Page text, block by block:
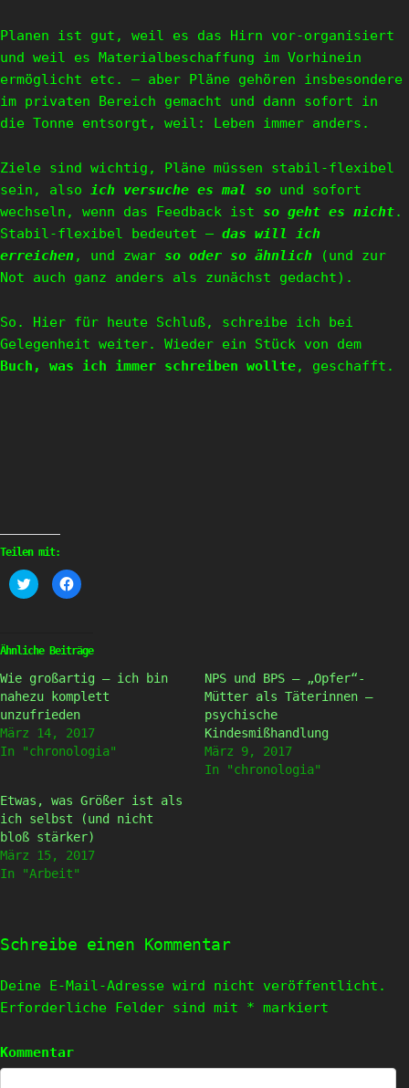
Planen ist gut, weil es das Hirn vor-organisiert
und weil es Materialbeschaffung im Vorhinein
ermöglicht etc. — aber Pläne gehören insbesondere
im privaten Bereich gemacht und dann sofort in
die Tonne entsorgt, weil: Leben immer anders.
Ziele sind wichtig, Pläne müssen stabil-flexibel
sein, also ich versuche es mal so und sofort
wechseln, wenn das Feedback ist so geht es nicht.
Stabil-flexibel bedeutet – das will ich
erreichen, und zwar so oder so ähnlich (und zur
Not auch ganz anders als zunächst gedacht).
So. Hier für heute Schluß, schreibe ich bei
Gelegenheit weiter. Wieder ein Stück von dem
Buch, was ich immer schreiben wollte, geschafft.
Teilen mit:
Klick,
um
(Wird
in
Fenster
geöffnet)
Klick,
um
(Wird
in
Fenster
geöffnet)
Ähnliche Beiträge
Wie großartig – ich bin
nahezu komplett
unzufrieden
März 14, 2017
In "chronologia"
NPS und BPS – „Opfer“-
Mütter als Täterinnen –
psychische
Kindesmißhandlung
März 9, 2017
In "chronologia"
Etwas, was Größer ist als
ich selbst (und nicht
bloß stärker)
März 15, 2017
In "Arbeit"
Schreibe einen Kommentar
Deine E-Mail-Adresse wird nicht veröffentlicht.
Erforderliche Felder sind mit * markiert
Kommentar